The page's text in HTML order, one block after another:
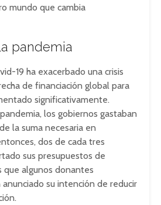
mundo que cambia
pandemia
19 ha exacerbado una crisis
de financiación global para
significativamente.
los gobiernos gastaban
la suma necesaria en
dos de cada tres
sus presupuestos de
que algunos donantes
su intención de reducir